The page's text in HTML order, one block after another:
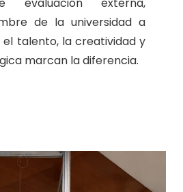
de la universidad a
el talento, la creatividad y
marcan la diferencia.